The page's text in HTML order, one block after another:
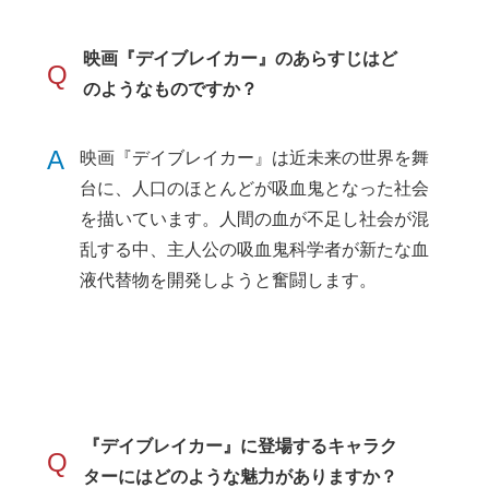
Q
映画『デイブレイカー』のあらすじはど
のようなものですか？
A
映画『デイブレイカー』は近未来の世界を舞
台に、人口のほとんどが吸血鬼となった社会
を描いています。人間の血が不足し社会が混
乱する中、主人公の吸血鬼科学者が新たな血
液代替物を開発しようと奮闘します。
Q
『デイブレイカー』に登場するキャラク
ターにはどのような魅力がありますか？